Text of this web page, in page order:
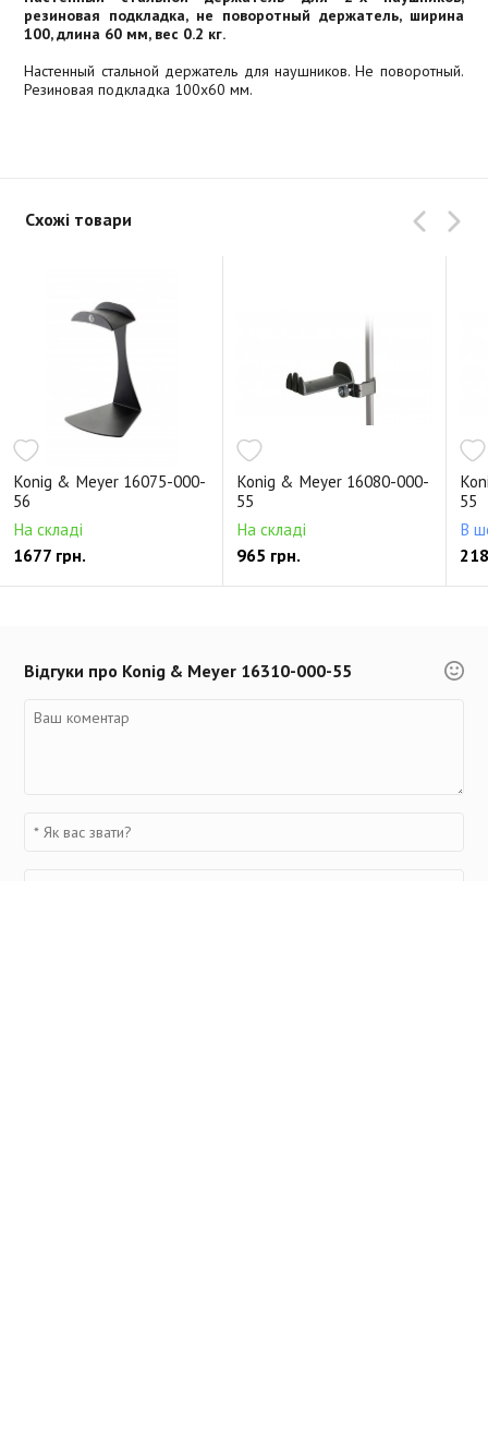
резиновая подкладка, не поворотный держатель, ширина
100, длина 60 мм, вес 0.2 кг.
Настенный стальной держатель для наушников. Не поворотный.
Резиновая подкладка 100х60 мм.
Схожі товари
Konig & Meyer 16075-000-
56
На складі
1677 грн.
Konig & Meyer 16080-000-
55
На складі
965 грн.
55
В
Відгуки про Konig & Meyer 16310-000-55